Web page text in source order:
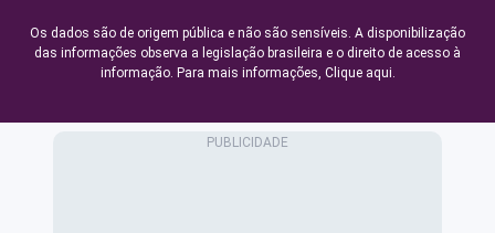
Os dados são de origem pública e não são sensíveis. A disponibilização
das informações observa a legislação brasileira e o direito de acesso à
informação. Para mais informações, Clique aqui.